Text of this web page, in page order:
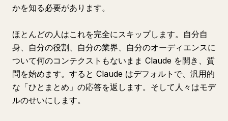
かを知る必要があります。
ほとんどの人はこれを完全にスキップします。自分自
身、自分の役割、自分の業界、自分のオーディエンスに
ついて何のコンテクストもないまま Claude を開き、質
問を始めます。すると Claude はデフォルトで、汎用的
な「ひとまとめ」の応答を返します。そして人々はモデ
ルのせいにします。